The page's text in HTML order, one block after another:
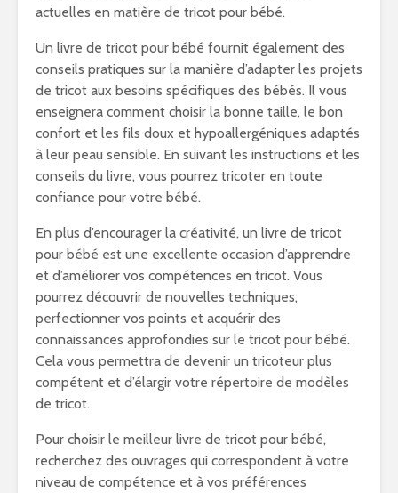
actuelles en matière de tricot pour bébé.
Un livre de tricot pour bébé fournit également des
conseils pratiques sur la manière d’adapter les projets
de tricot aux besoins spécifiques des bébés. Il vous
enseignera comment choisir la bonne taille, le bon
confort et les fils doux et hypoallergéniques adaptés
à leur peau sensible. En suivant les instructions et les
conseils du livre, vous pourrez tricoter en toute
confiance pour votre bébé.
En plus d’encourager la créativité, un livre de tricot
pour bébé est une excellente occasion d’apprendre
et d’améliorer vos compétences en tricot. Vous
pourrez découvrir de nouvelles techniques,
perfectionner vos points et acquérir des
connaissances approfondies sur le tricot pour bébé.
Cela vous permettra de devenir un tricoteur plus
compétent et d’élargir votre répertoire de modèles
de tricot.
Pour choisir le meilleur livre de tricot pour bébé,
recherchez des ouvrages qui correspondent à votre
niveau de compétence et à vos préférences